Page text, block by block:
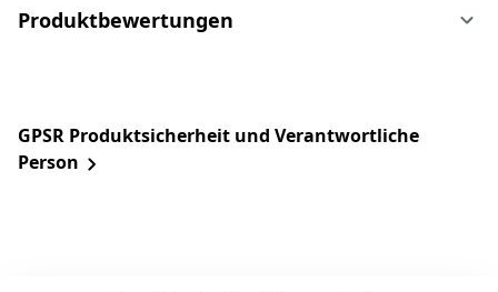
Produktbewertungen
GPSR Produktsicherheit und Verantwortliche
Person